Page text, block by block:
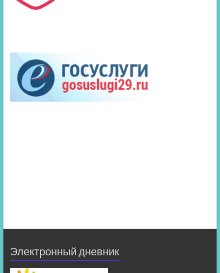
Электронный дневник